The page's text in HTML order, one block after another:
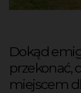
Dokąd
przekonać,
miejscem